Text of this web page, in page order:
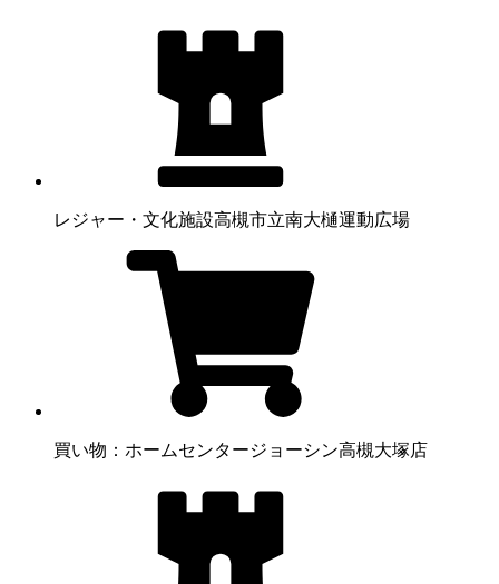
レジャー・文化施設高槻市立南大樋運動広場
買い物：ホームセンタージョーシン高槻大塚店